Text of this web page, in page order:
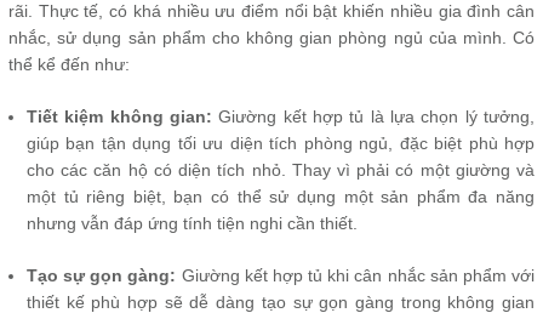
rãi. Thực tế, có khá nhiều ưu điểm nổi bật khiến nhiều gia đình cân
nhắc, sử dụng sản phẩm cho không gian phòng ngủ của mình. Có
thể kể đến như:
Tiết kiệm không gian:Giường kết hợp tủ là lựa chọn lý tưởng,
giúp bạn tận dụng tối ưu diện tích phòng ngủ, đặc biệt phù hợp
cho các căn hộ có diện tích nhỏ. Thay vì phải có một giường và
một tủ riêng biệt, bạn có thể sử dụng một sản phẩm đa năng
nhưng vẫn đáp ứng tính tiện nghi cần thiết.
Tạo sự gọn gàng: Giường kết hợp tủ khi cân nhắc sản phẩm với
thiết kế phù hợp sẽ dễ dàng tạo sự gọn gàng trong không gian